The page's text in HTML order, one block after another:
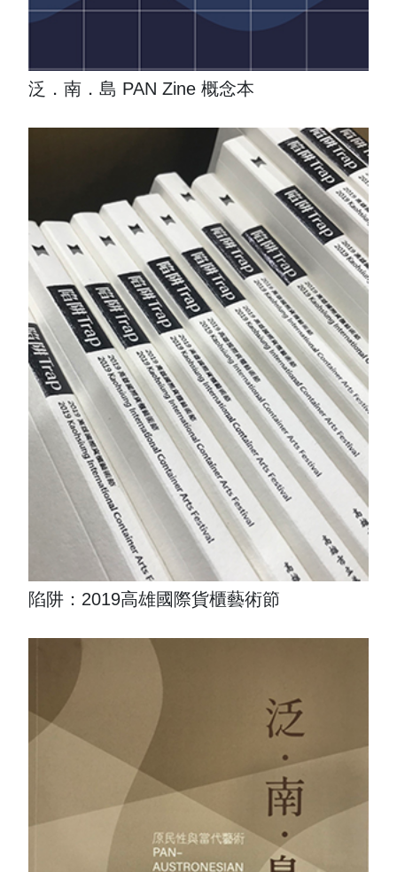
泛．南．島 PAN Zine 概念本
陷阱：2019高雄國際貨櫃藝術節